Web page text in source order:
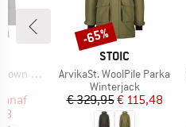
Parka
prijs
MERK
STOIC
Artikel
ArvikaSt. WoolPile Parka
Productgroep
Winterjack
Prijs
€ 329,95Verlaagde prijs
€ 115,48
Korting
-65%